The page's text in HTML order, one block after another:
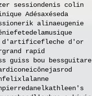
sessiondenis colin
Adésaxéseda
erik alinaeugenie
fetedelamusique
d'artificefleche d'or
grand rapid
guiss bou bessguitare
iconeicônejasrod
kathleen's